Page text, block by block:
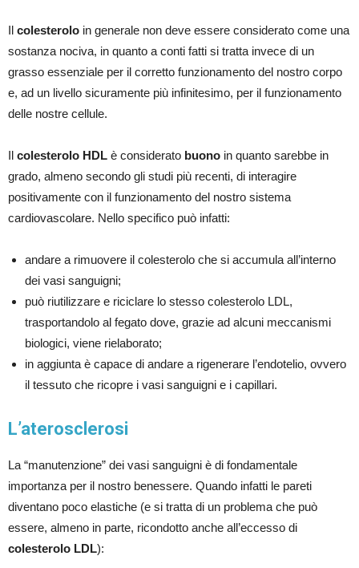
Il colesterolo in generale non deve essere considerato come una
sostanza nociva, in quanto a conti fatti si tratta invece di un
grasso essenziale per il corretto funzionamento del nostro corpo
e, ad un livello sicuramente più infinitesimo, per il funzionamento
delle nostre cellule.
Il colesterolo HDL è considerato buono in quanto sarebbe in
grado, almeno secondo gli studi più recenti, di interagire
positivamente con il funzionamento del nostro sistema
cardiovascolare. Nello specifico può infatti:
andare a rimuovere il colesterolo che si accumula all’interno
dei vasi sanguigni;
può riutilizzare e riciclare lo stesso colesterolo LDL,
trasportandolo al fegato dove, grazie ad alcuni meccanismi
biologici, viene rielaborato;
in aggiunta è capace di andare a rigenerare l’endotelio, ovvero
il tessuto che ricopre i vasi sanguigni e i capillari.
L’aterosclerosi
La “manutenzione” dei vasi sanguigni è di fondamentale
importanza per il nostro benessere. Quando infatti le pareti
diventano poco elastiche (e si tratta di un problema che può
essere, almeno in parte, ricondotto anche all’eccesso di
colesterolo LDL):